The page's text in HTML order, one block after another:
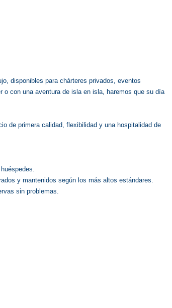
disponibles para chárteres privados, eventos
o con una aventura de isla en isla, haremos que su día
de primera calidad, flexibilidad y una hospitalidad de
y mantenidos según los más altos estándares.
sin problemas.